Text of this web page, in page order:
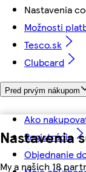
Nastavenia
My a našich 18
Nastavenia
Možnosti
Tesco.sk
Clubcard
Pred prvým nákupom
Ako
Registrácia
Objednanie